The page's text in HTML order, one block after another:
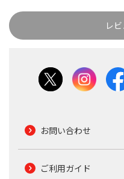
レ
お問い合わせ
ご利用ガイド